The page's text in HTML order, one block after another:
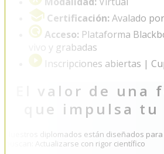
Certificación:Avalado
Acceso: Plataforma
vivo y grabadas
Inscripciones abiertas |
El valor de una
que impulsa
Nuestros diplomados están diseñados
buscan: Actualizarse con rigor científico